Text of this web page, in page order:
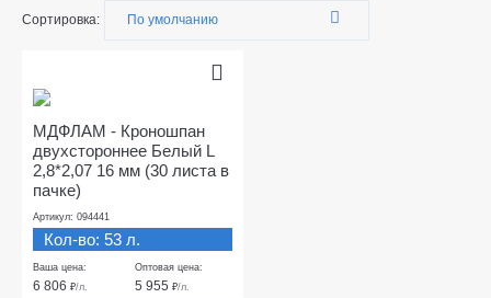
Сортировка:
МДФЛАМ - Кроношпан
двухстороннее Белый L
2,8*2,07 16 мм (30 листа в
пачке)
Артикул: 094441
Кол-во: 53 л.
Ваша цена:
6 806 ₽/л.
Оптовая цена:
5 955₽/л.